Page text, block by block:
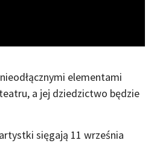
elementami
a jej dziedzictwo będzie
sięgają 11 września